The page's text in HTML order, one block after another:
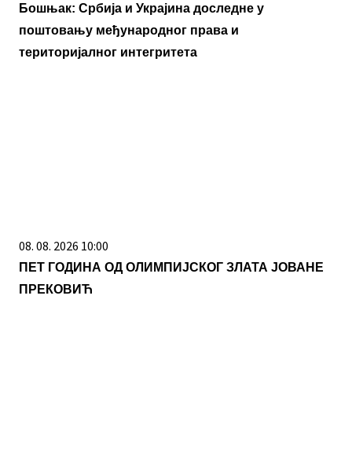
Бошњак: Србија и Украјина доследне у
поштовању међународног права и
територијалног интегритета
08. 08. 2026 10:00
ПЕТ ГОДИНА ОД ОЛИМПИЈСКОГ ЗЛАТА ЈОВАНЕ
ПРЕКОВИЋ